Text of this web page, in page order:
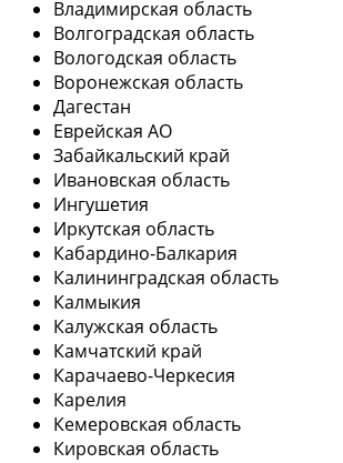
Владимирская область
Волгоградская область
Вологодская область
Воронежская область
Дагестан
Еврейская АО
Забайкальский край
Ивановская область
Ингушетия
Иркутская область
Кабардино-Балкария
Калининградская область
Калмыкия
Калужская область
Камчатский край
Карачаево-Черкесия
Карелия
Кемеровская область
Кировская область